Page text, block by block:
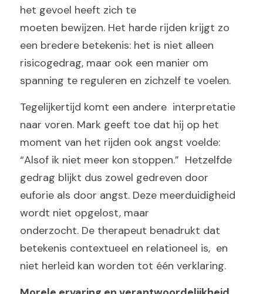
het gevoel heeft zich te
moeten bewijzen. Het harde rijden krijgt zo
een bredere betekenis: het is niet alleen
risicogedrag, maar ook een manier om
spanning te reguleren en zichzelf te voelen.
Tegelijkertijd komt een andere  interpretatie
naar voren. Mark geeft toe dat hij op het
moment van het rijden ook angst voelde:
“Alsof ik niet meer kon stoppen.”  Hetzelfde
gedrag blijkt dus zowel gedreven door
euforie als door angst. Deze meerduidigheid
wordt niet opgelost, maar
onderzocht. De therapeut benadrukt dat
betekenis contextueel en relationeel is,  en
niet herleid kan worden tot één verklaring.